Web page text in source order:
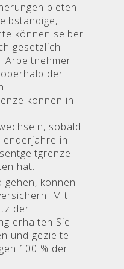
bieten
können selber
gesetzlich
Arbeitnehmer
der
können in
sobald
in
hat.
gehen, können
Mit
der
erhalten Sie
und gezielte
100 % der